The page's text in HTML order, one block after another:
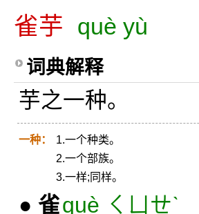
雀芋 què yù
词典解释
芋之一种。
一种：
1.一个种类。
2.一个部族。
3.一样;同样。
● 雀què ㄑㄩㄝˋ